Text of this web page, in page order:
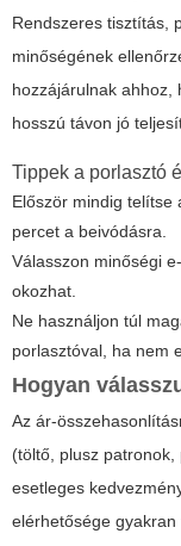
Rendszeres tisztítás,
minőségének
hozzájárulnak ahhoz,
hosszú távon jó
Tippek a porlasztó
Először mindig telítse
percet a beivódásra.
Válasszon minőségi
okozhat.
Ne használjon túl
porlasztóval, ha nem
Hogyan
Az ár-
(töltő, plusz
esetleges
elérhetősége